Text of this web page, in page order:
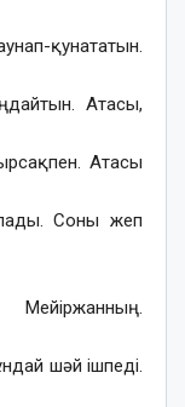
қунататын.
Атасы,
Атасы
Соны жеп
шәй ішпеді.